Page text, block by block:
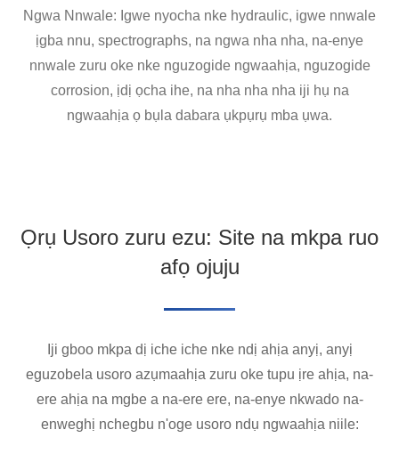
Ngwa Nnwale: Igwe nyocha nke hydraulic, igwe nnwale
ịgba nnu, spectrographs, na ngwa nha nha, na-enye
nnwale zuru oke nke nguzogide ngwaahịa, nguzogide
corrosion, ịdị ọcha ihe, na nha nha nha iji hụ na
ngwaahịa ọ bụla dabara ụkpụrụ mba ụwa.
Ọrụ Usoro zuru ezu: Site na mkpa ruo
afọ ojuju
Iji gboo mkpa dị iche iche nke ndị ahịa anyị, anyị
eguzobela usoro azụmaahịa zuru oke tupu ịre ahịa, na-
ere ahịa na mgbe a na-ere ere, na-enye nkwado na-
enweghị nchegbu n'oge usoro ndụ ngwaahịa niile: